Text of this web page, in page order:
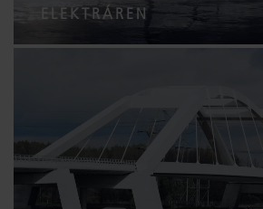
ELEKTRÁREN